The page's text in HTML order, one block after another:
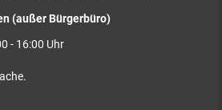
(außer Bürgerbüro)
- 16:00 Uhr